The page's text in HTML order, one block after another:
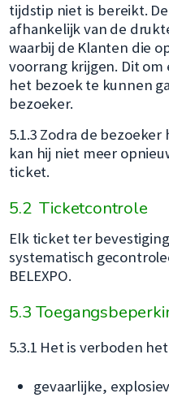
tijdstip niet is bereikt.
afhankelijk van de
waarbij de Klanten die
voorrang krijgen. Dit
het bezoek te kunnen
bezoeker.
5.1.3 Zodra de
kan hij niet meer
ticket.
5.2 Ticketcontrole
Elk ticket ter
systematisch
BELEXPO.
5.3
5.3.1 Het is verboden
gevaarlijke,